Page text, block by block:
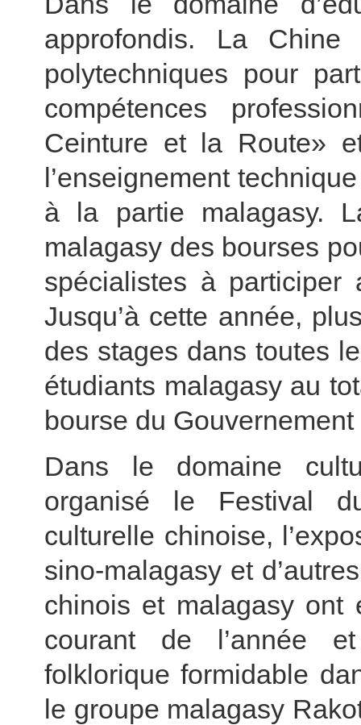
approfondis. La
polytechniques pour
compétences
Ceinture et la Route»
l’enseignement
à la partie malagasy.
malagasy des bourses
spécialistes à participer
Jusqu’à cette année,
des stages dans toutes
étudiants malagasy au
bourse du
Dans le domaine
organisé le Festival
culturelle chinoise,
sino-malagasy et
chinois et malagasy ont
courant de l’année
folklorique formidable
le groupe malagasy